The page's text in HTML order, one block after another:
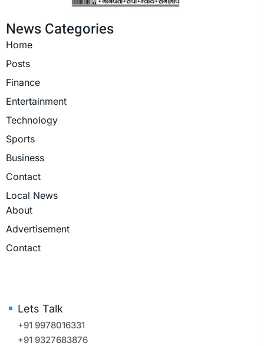
News Categories
Home
Posts
Finance
Entertainment
Technology
Sports
Business
Contact
Local News
About
Advertisement
Contact
Lets Talk
+91 9978016331
+91 9327683876